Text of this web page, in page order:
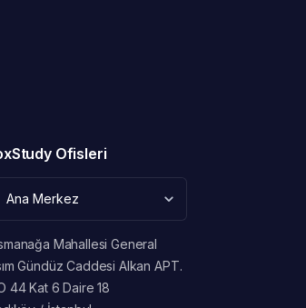
Ofisleri
Mahallesi General
Gündüz Caddesi Alkan APT.
44 Kat 6 Daire 18